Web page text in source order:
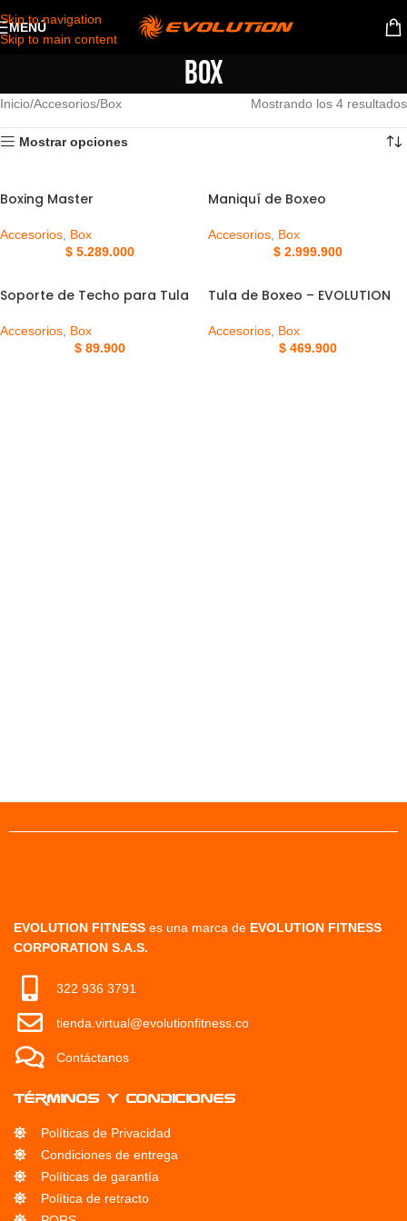
Skip to navigation
Skip to main content
MENÚ
Box
Inicio Accesorios Box Mostrando los 4 resultados
Mostrar opciones
Boxing Master
Accesorios Box
$5.289.000
Maniquí de Boxeo
Accesorios Box
$2.999.900
Soporte de Techo para Tula
Accesorios Box
$89.900
Tula de Boxeo – EVOLUTION
Accesorios Box
$469.900
EVOLUTION FITNESS es una marca de EVOLUTION FITNESS
CORPORATION S.A.S.
322 936 3791
tienda.virtual@evolutionfitness.co
Contáctanos
Términos y condiciones
Políticas de Privacidad
Condiciones de entrega
Políticas de garantía
Política de retracto